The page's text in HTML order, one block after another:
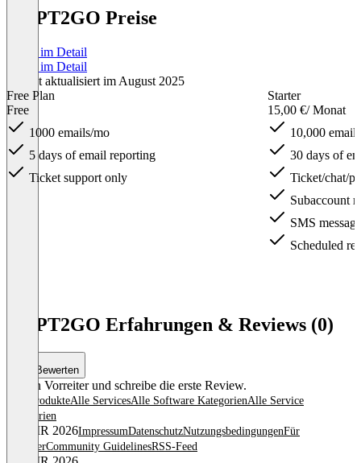
SMPT2GO Preise
Preise im Detail
Preise im Detail
Zuletzt aktualisiert im August 2025
Free Plan
Free
1000 emails/mo
5 days of email reporting
Ticket support only
Starter
15,00 €/ Monat
10,000
30 days of
Ticket/chat/
Subaccount
SMS
Scheduled
SMPT2GO Erfahrungen & Reviews (0)
Bewerten
Sei ein Vorreiter und schreibe die erste Review.
Alle ProdukteAlle ServicesAlle Software KategorienAlle Service
Kategorien
© OMR 2026ImpressumDatenschutzNutzungsbedingungenFür
AnbieterCommunity GuidelinesRSS-Feed